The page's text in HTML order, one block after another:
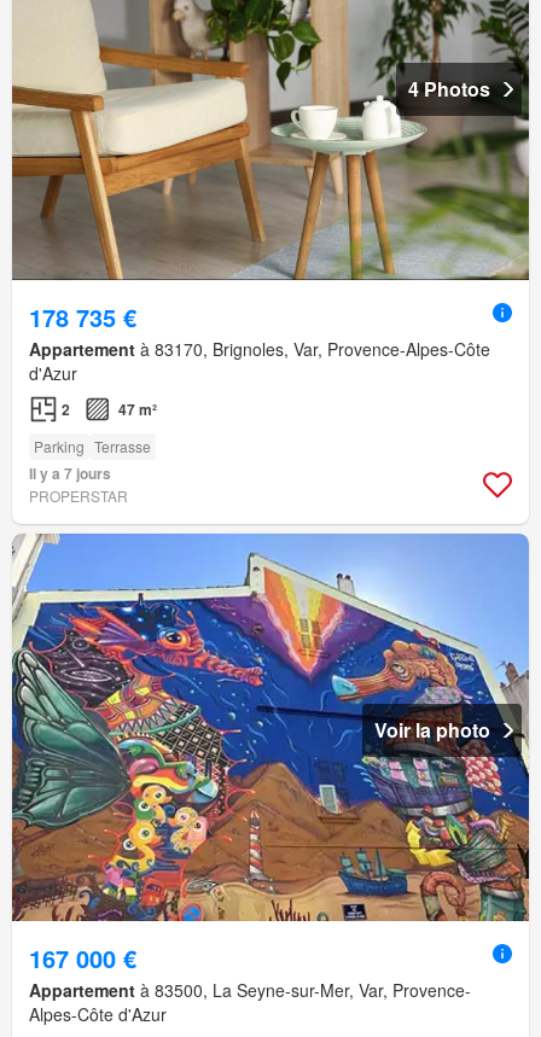
4 Photos
178 735 €
Appartement à 83170, Brignoles, Var, Provence-Alpes-Côte
d'Azur
2 47 m²
Parking Terrasse
Il y a 7 jours
PROPERSTAR
Voir la photo
167 000 €
Appartement à 83500, La Seyne-sur-Mer, Var, Provence-
Alpes-Côte d'Azur